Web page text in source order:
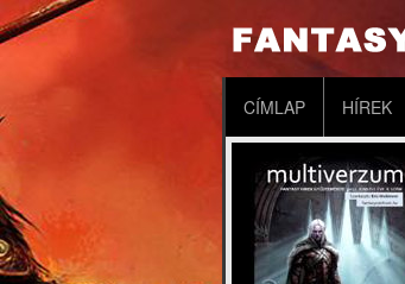
Ugrás
tartalomra
Fő
navigáció
CÍMLAP HÍREK